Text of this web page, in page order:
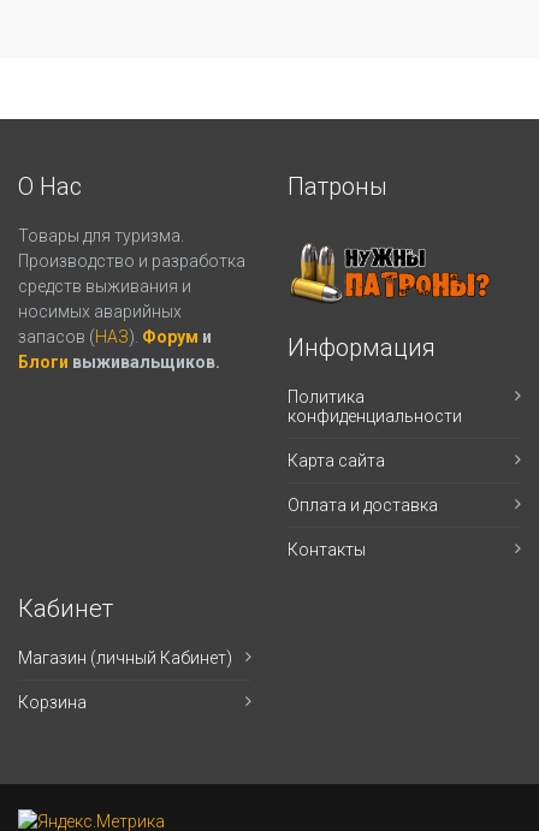
О Нас
Товары для туризма.
Производство и разработка
средств выживания и
носимых аварийных
запасов (НАЗ). Форум и
Блоги выживальщиков.
Патроны
Информация
Политика
конфиденциальности
Карта сайта
Оплата и доставка
Контакты
Кабинет
Магазин (личный Кабинет)
Корзина